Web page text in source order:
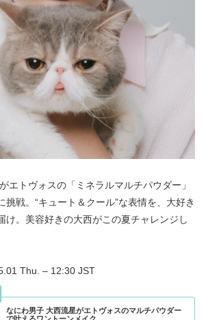
エトヴォスの「ミネラルマルチパウダー」
挑戦。“キュート＆クール”な表情を、大好き
け。美容好きの大西がこの夏チャレンジし
Thu. – 12:30 JST
なにわ男子 大西流星がエトヴォスのマルチパウダー
で叶えるワントーンメイク